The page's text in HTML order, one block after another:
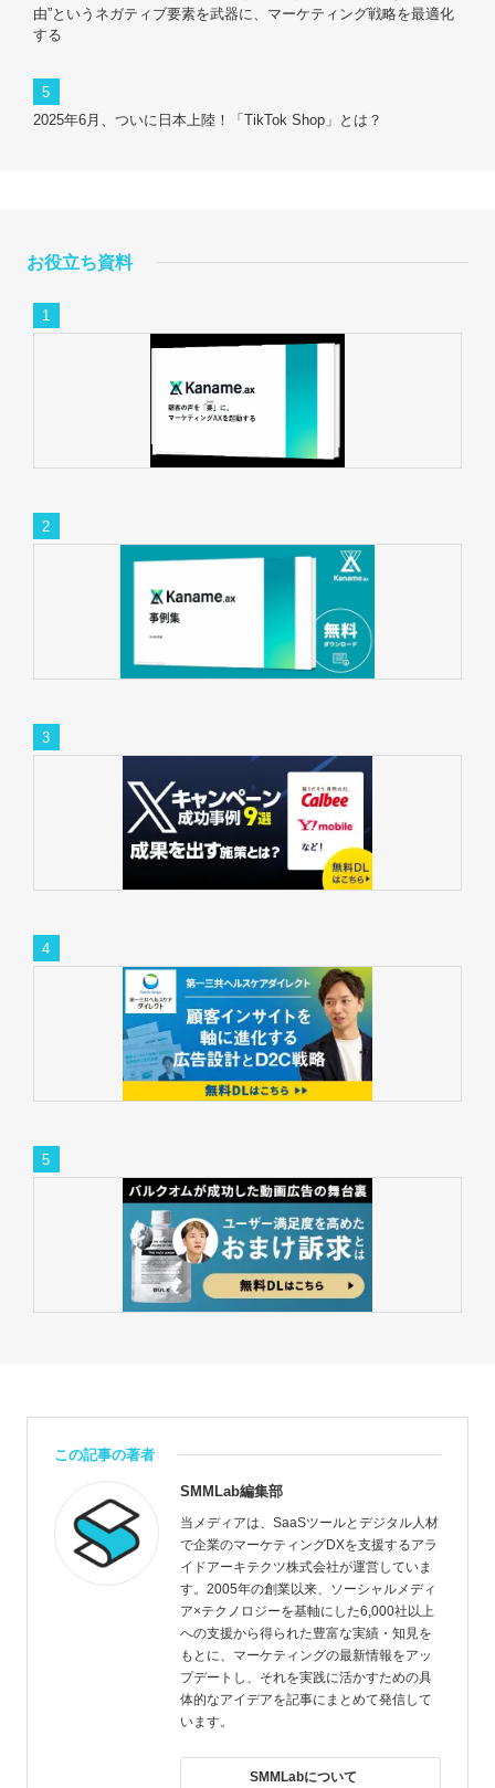
由”というネガティブ要素を武器に、マーケティング戦略を最適化
する
2025年6月、ついに日本上陸！「TikTok Shop」とは？
お役立ち資料
この記事の著者
SMMLab編集部
当メディアは、SaaSツールとデジタル人材
で企業のマーケティングDXを支援するアラ
イドアーキテクツ株式会社が運営していま
す。2005年の創業以来、ソーシャルメディ
ア×テクノロジーを基軸にした6,000社以上
への支援から得られた豊富な実績・知見を
もとに、マーケティングの最新情報をアッ
プデートし、それを実践に活かすための具
体的なアイデアを記事にまとめて発信して
います。
SMMLabについて